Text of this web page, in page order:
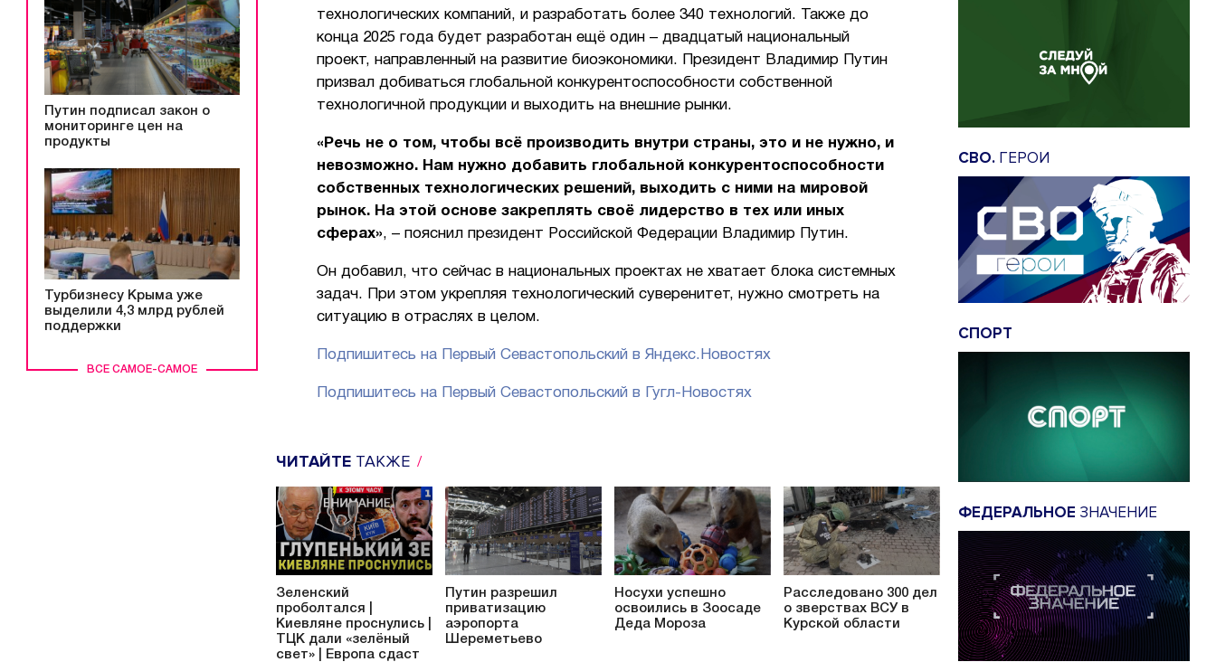
ВСЕ САМОЕ-САМОЕ
Путин подписал закон о
мониторинге цен на
продукты
Турбизнесу Крыма уже
выделили 4,3 млрд рублей
поддержки
технологических компаний, и разработать более 340 технологий. Также до
конца 2025 года будет разработан ещё один – двадцатый национальный
проект, направленный на развитие биоэкономики. Президент Владимир Путин
призвал добиваться глобальной конкурентоспособности собственной
технологичной продукции и выходить на внешние рынки.
«Речь не о том, чтобы всё производить внутри страны, это и не нужно, и
невозможно. Нам нужно добавить глобальной конкурентоспособности
собственных технологических решений, выходить с ними на мировой
рынок. На этой основе закреплять своё лидерство в тех или иных
сферах», – пояснил президент Российской Федерации Владимир Путин.
Он добавил, что сейчас в национальных проектах не хватает блока системных
задач. При этом укрепляя технологический суверенитет, нужно смотреть на
ситуацию в отраслях в целом.
Подпишитесь на Первый Севастопольский в Яндекс.Новостях
Подпишитесь на Первый Севастопольский в Гугл-Новостях
ЧИТАЙТЕ ТАКЖЕ
Зеленский
проболтался |
Киевляне проснулись |
ТЦК дали «зелёный
свет» | Европа сдаст
Путин разрешил
приватизацию
аэропорта
Шереметьево
Носухи успешно
освоились в Зоосаде
Деда Мороза
Расследовано 300 дел
о зверствах ВСУ в
Курской области
СВО. ГЕРОИ
СПОРТ
ФЕДЕРАЛЬНОЕ ЗНАЧЕНИЕ